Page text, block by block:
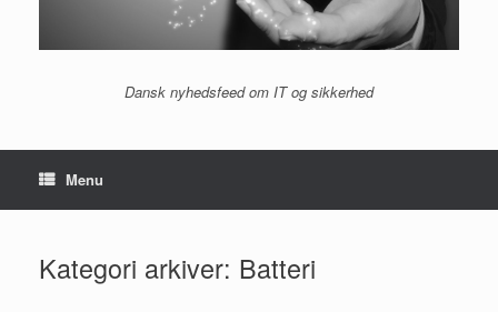
Dansk nyhedsfeed om IT og sikkerhed
Menu
Kategori arkiver: Batteri